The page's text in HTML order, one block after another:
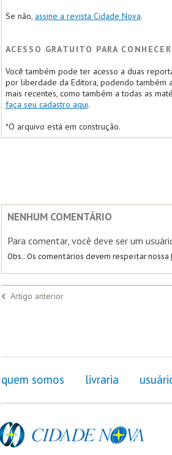
Se não, assine a revista Cidade Nova.
ACESSO GRATUITO PARA
Você também pode ter acesso a duas
por liberdade da Editora, podendo também
mais recentes, como também a todas as
faça seu cadastro aqui.
*O arquivo está em construção.
NENHUM COMENTÁRIO
Para comentar, você deve ser um
Obs.: Os comentários devem respeitar nossa
Artigo anterior
quem somos livraria